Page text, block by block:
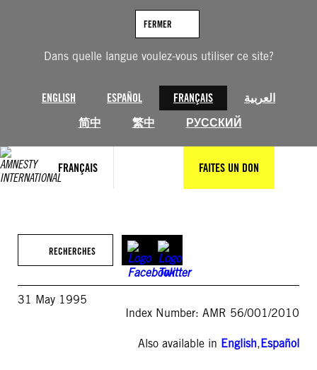
Dans quelle langue voulez-vous utiliser ce site?
ENGLISH ESPAÑOL FRANÇAIS
العربية
简中
繁中 РУССКИЙ
FERMER
FRANÇAIS FAITES UN DON
RECHERCHES
31 May 1995
Index Number: AMR 56/001/2010
Also available in English,Español